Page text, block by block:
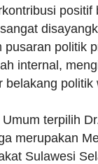
positif
pusaran politik
internal,
belakang politik
terpilih
merupakan
Sulawesi